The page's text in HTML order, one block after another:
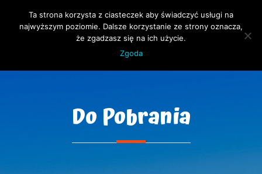
Do Pobrania
Ta strona korzysta z ciasteczek aby świadczyć usługi na
najwyższym poziomie. Dalsze korzystanie ze strony oznacza,
że zgadzasz się na ich użycie.
Zgoda